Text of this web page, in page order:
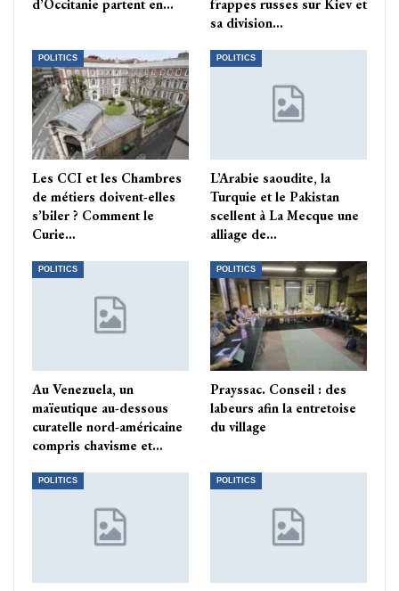
d’Occitanie partent en…
frappes russes sur Kiev et
sa division…
POLITICS
Les CCI et les Chambres
de métiers doivent-elles
s’biler ? Comment le
Curie…
POLITICS
L’Arabie saoudite, la
Turquie et le Pakistan
scellent à La Mecque une
alliage de…
POLITICS
Au Venezuela, un
maïeutique au-dessous
curatelle nord-américaine
compris chavisme et…
POLITICS
Prayssac. Conseil : des
labeurs afin la entretoise
du village
POLITICS POLITICS